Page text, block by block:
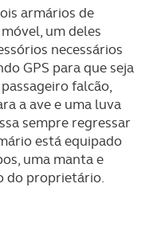
na sua
e nos serviços
site.
armários de
um deles
necessários
GPS para que seja
falcão,
a ave e uma luva
sempre regressar
está equipado
uma manta e
do proprietário.